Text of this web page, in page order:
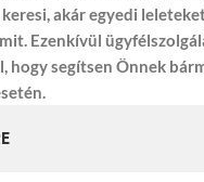
akár egyedi
Ezenkívül
hogy segítsen Önnek